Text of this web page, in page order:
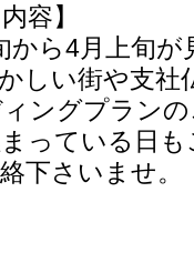
容】
から4月上旬が
しい街や支社
ングプラン
っている日
下さいませ。